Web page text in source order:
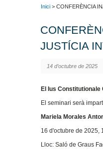
Inici > CONFERÈNCIA
JUSTÍCIA
14 d’octubre de 2025
El Ius
El seminari serà
Mariela Morales
16 d'octubre de 2025,
Lloc: Saló de Graus